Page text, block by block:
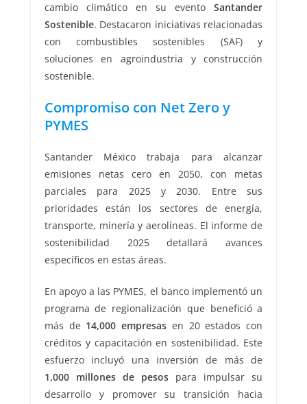
cambio climático en su eventoSantander
Sostenible. Destacaron iniciativas relacionadas
con combustibles sostenibles (SAF) y
soluciones en agroindustria y construcción
sostenible.
Compromiso con Net Zero y
PYMES
Santander México trabaja para alcanzar
emisiones netas cero en 2050, con metas
parciales para 2025 y 2030. Entre sus
prioridades están los sectores de energía,
transporte, minería y aerolíneas. El informe de
sostenibilidad 2025 detallará avances
específicos en estas áreas.
En apoyo a las PYMES, el banco implementó un
programa de regionalización que benefició a
más de 14,000 empresas en 20 estados con
créditos y capacitación en sostenibilidad. Este
esfuerzo incluyó una inversión de más de
1,000 millones de pesos para impulsar su
desarrollo y promover su transición hacia